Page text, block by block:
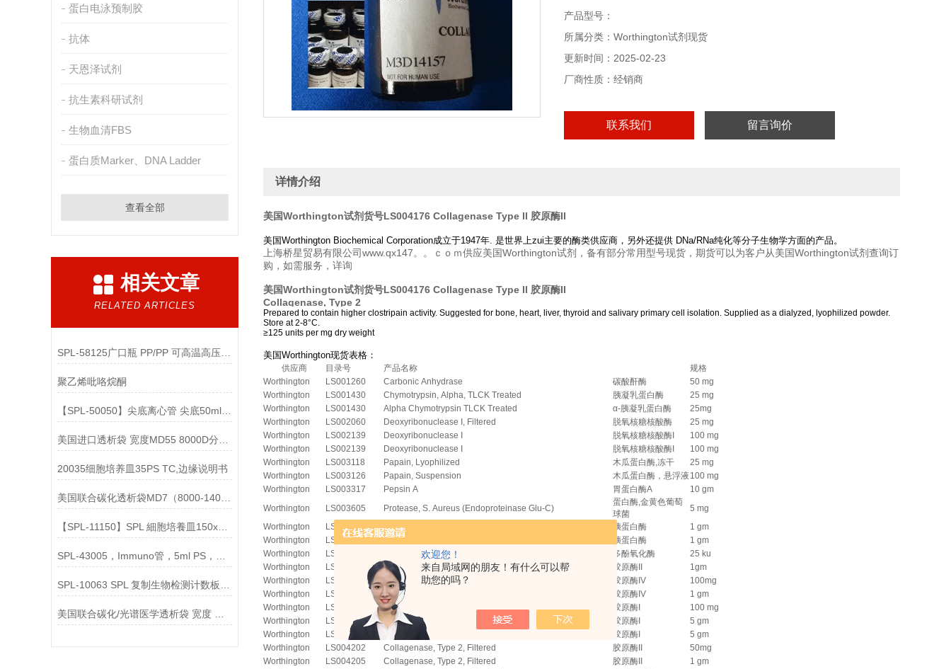
欢迎您！
来自局域网的朋友！有什么可以帮
助您的吗？
蛋白电泳预制胶
抗体
天恩泽试剂
抗生素科研试剂
生物血清FBS
蛋白质Marker、DNA Ladder
查看全部
相关文章
RELATED ARTICLES
SPL-58125广口瓶 PP/PP 可高温高压灭菌 125ml 说明
聚乙烯吡咯烷酮
【SPL-50050】尖底离心管 尖底50ml PP/HDPE说明
20035细胞培养皿35PS TC,边缘说明书
美国联合碳化透析袋MD7（8000-14000）现货供应
【SPL-11150】SPL 細胞培養皿150x20mm, PS灭菌
务，详询
产品型号：
所属分类：Worthington试剂现货
更新时间：2025-02-23
厂商性质：经销商
联系我们 留言询价
详情介绍
美国Worthington试剂货号LS004176 Collagenase Type II 胶原酶II
美国Worthington Biochemical Corporation成立于1947年. 是世界上zui主要的酶类供应商，另外还提供 DNa/RNa纯化等分子生物学方面的产品。
上海桥星贸易有限公司www.qx147。。ｃｏｍ供应美国Worthington试剂，备有部分常用型号现货，期货可以为客户从美国Worthington试剂查询订
购，如需服务，详询
美国Worthington试剂货号LS004176 Collagenase Type II 胶原酶II
Collagenase, Type 2
Prepared to contain higher clostripain activity. Suggested for bone, heart, liver, thyroid and salivary primary cell isolation. Supplied as a dialyzed, lyophilized powder.
Store at 2-8°C.
≥125 units per mg dry weight
美国Worthington现货表格：
供应商 目录号 产品名称
规格
Worthington
LS001260 Carbonic Anhydrase 碳酸酐酶
50 mg
Worthington
LS001430 Chymotrypsin, Alpha, TLCK Treated 胰凝乳蛋白酶
25 mg
Worthington
LS001430 Alpha Chymotrypsin TLCK Treated α-胰凝乳蛋白酶
25mg
Worthington
LS002060 Deoxyribonuclease I, Filtered 脱氧核糖核酸酶
25 mg
Worthington
LS002139 Deoxyribonuclease I 脱氧核糖核酸酶I
100 mg
Worthington
LS002139 Deoxyribonuclease I 脱氧核糖核酸酶I
100 mg
Worthington
LS003118 Papain, Lyophilized 木瓜蛋白酶,冻干
25 mg
Worthington
LS003126 Papain, Suspension 木瓜蛋白酶，悬浮液 100 mg
Worthington
LS003317 Pepsin A 胃蛋白酶A
10 gm
Worthington
LS003605 Protease, S. Aureus (Endoproteinase Glu-C)
蛋白酶,金黄色葡萄
球菌
5 mg
Worthington
LS003703 Trypsin 胰蛋白酶
1 gm
Worthington
LS003703 Trypsin 胰蛋白酶
1 gm
Worthington
LS003789 Polyphenol Oxidase 多酚氧化酶
25 ku
Worthington
LS004176 Collagenase Type II 胶原酶II
1gm
Worthington
LS004186 Collagenase,Type4 胶原酶IV
100mg
Worthington
LS004188 Collagenase, Type 4 胶原酶IV
1 gm
Worthington
LS004194 Collagenase, Type 1 胶原酶I
100 mg
Worthington
LS004197 Collagenase, Type 1 胶原酶I
5 gm
Worthington
LS004197 Collagenase, Type 1 胶原酶I
5 gm
Worthington
LS004202 Collagenase, Type 2, Filtered 胶原酶II
50mg
Worthington
LS004205 Collagenase, Type 2, Filtered 胶原酶II
1 gm